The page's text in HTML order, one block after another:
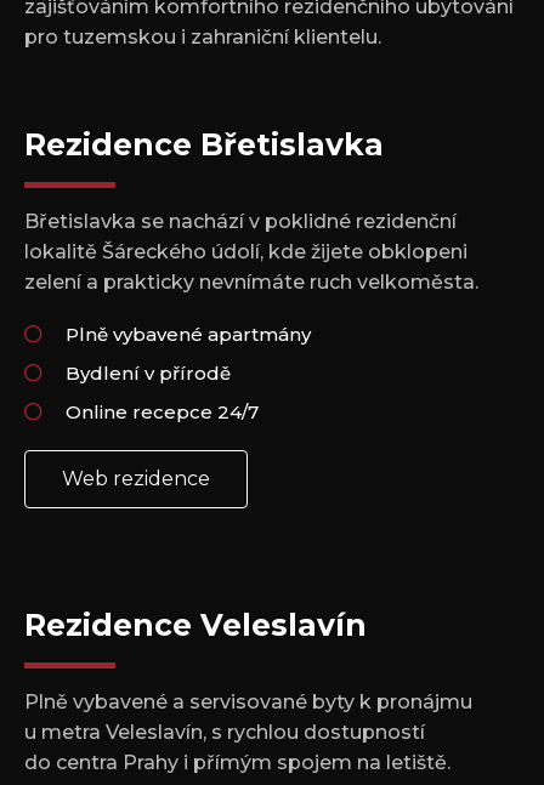
zajišťováním komfortního rezidenčního ubytování
pro tuzemskou i zahraniční klientelu.
Rezidence Břetislavka
Břetislavka se nachází v poklidné rezidenční
lokalitě Šáreckého údolí, kde žijete obklopeni
zelení a prakticky nevnímáte ruch velkoměsta.
Plně vybavené apartmány
Bydlení v přírodě
Online recepce 24/7
Web rezidence
Rezidence Veleslavín
Plně vybavené a servisované byty k pronájmu
u metra Veleslavín, s rychlou dostupností
do centra Prahy i přímým spojem na letiště.